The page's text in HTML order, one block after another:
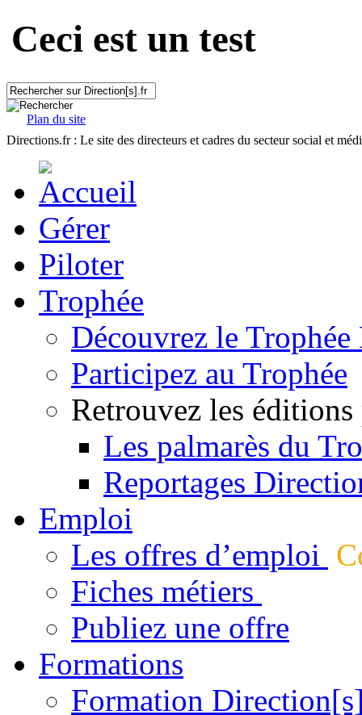
Ceci est un test
Plan du site
Directions.fr : Le site des directeurs et cadres du secteur social et
Gérer
Piloter
Trophée
Découvrez le
Participez au Trophée
Retrouvez les éditions
Les palmarès du
Reportages
Emploi
Les offres d’emploi
Fiches métiers
Publiez une offre
Formations
Formation